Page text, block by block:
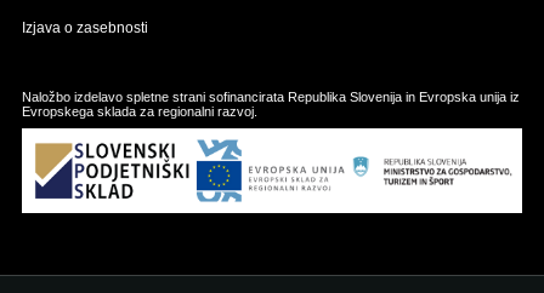
Izjava o zasebnosti
Naložbo izdelavo spletne strani sofinancirata Republika Slovenija in Evropska unija iz
Evropskega sklada za regionalni razvoj.